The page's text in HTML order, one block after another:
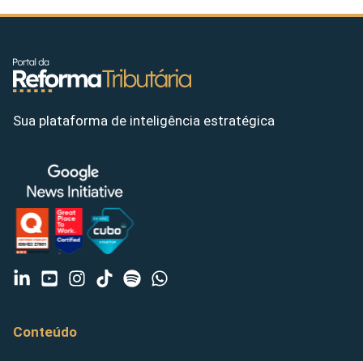
Sua plataforma de inteligência estratégica
Conteúdo